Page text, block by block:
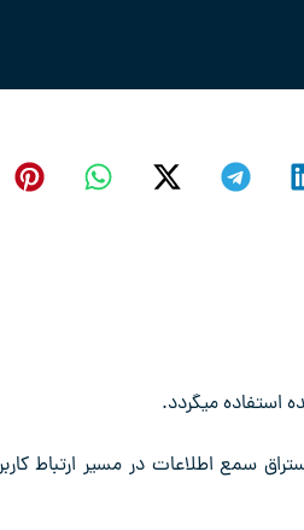
سمع اطلاعات در مسیر ارتباط